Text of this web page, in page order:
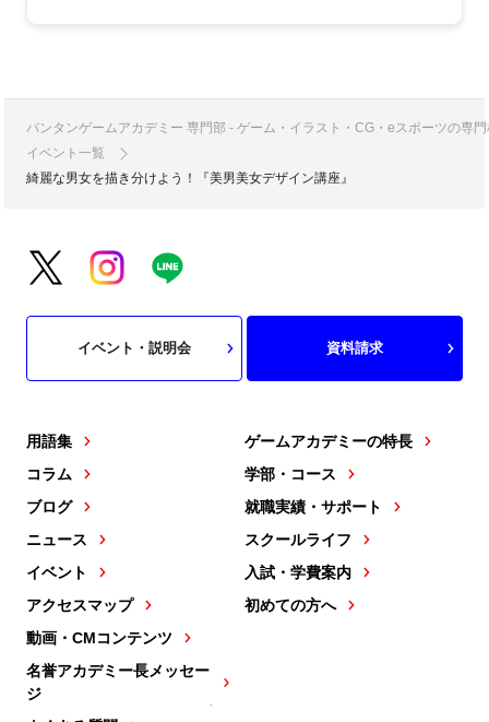
バンタンゲームアカデミー 専門部 - ゲーム・イラスト・CG・eスポーツの専
イベント一覧
綺麗な男女を描き分けよう！『美男美女デザイン講座』
用語集
コラム
ブログ
ニュース
イベント
アクセスマップ
動画・CMコンテンツ
名誉アカデミー長メッセー
ジ
ゲームアカデミーの特長
学部・コース
就職実績・サポート
スクールライフ
入試・学費案内
初めての方へ
イベント・説明会 資料請求